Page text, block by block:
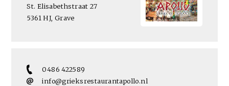
St. Elisabethstraat 27
5361 HJ, Grave
0486 422589
info@grieksrestaurantapollo.nl